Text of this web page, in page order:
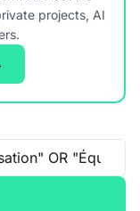
projects, AI